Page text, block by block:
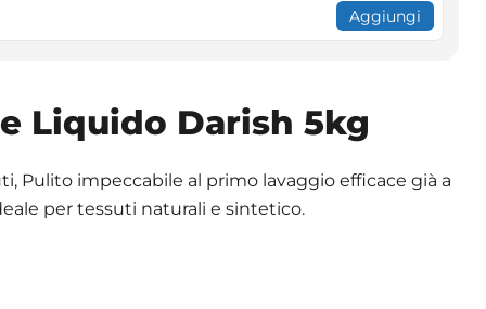
Aggiungi
Liquido Darish 5kg
Pulito impeccabile al primo lavaggio efficace già a
per tessuti naturali e sintetico.